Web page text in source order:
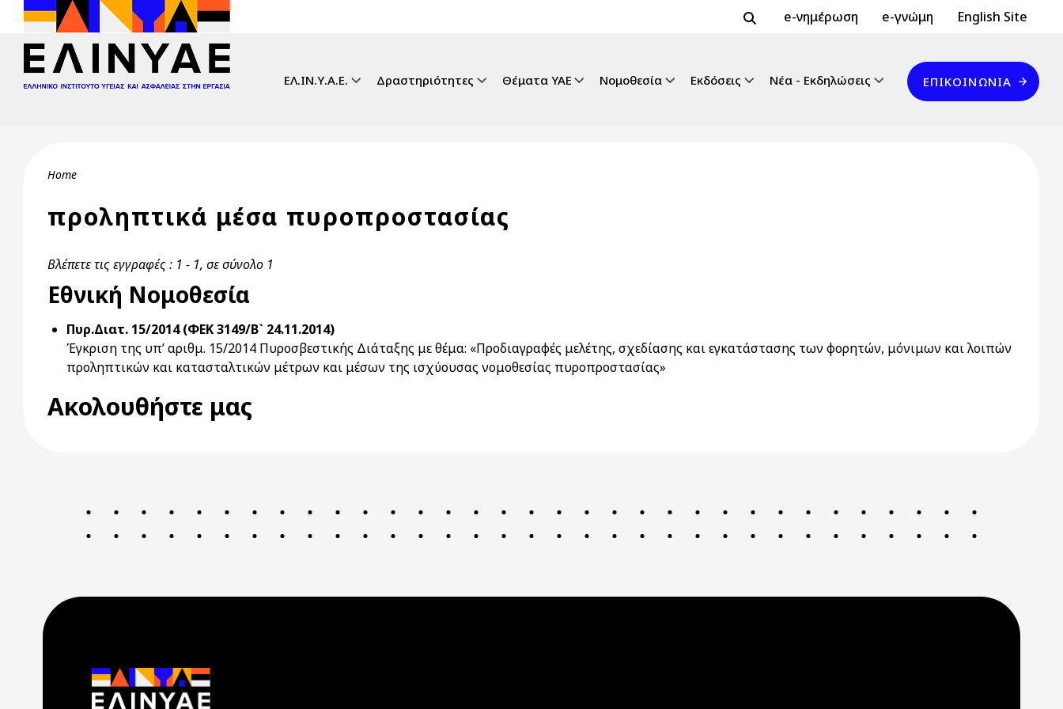
Skip to main content Header Top 2
e-νημέρωση e-γνώμη Header Top
English Site
ΕΛ.ΙΝ.Υ.Α.Ε. Δραστηριότητες Θέματα ΥΑΕ Νομοθεσία Εκδόσεις Νέα - Εκδηλώσεις
Επικοινωνία
ΕΠΙΚΟΙΝΩΝΊΑ
Breadcrumb
Home
προληπτικά μέσα πυροπροστασίας
Βλέπετε τις εγγραφές : 1 - 1, σε σύνολο 1
Εθνική Νομοθεσία
Πυρ.Διατ. 15/2014 (ΦΕΚ 3149/Β` 24.11.2014)
Έγκριση της υπ’ αριθμ. 15/2014 Πυροσβεστικής Διάταξης με θέμα: «Προδιαγραφές μελέτης, σχεδίασης και εγκατάστασης των φορητών, μόνιμων και λοιπών
προληπτικών και κατασταλτικών μέτρων και μέσων της ισχύουσας νομοθεσίας πυροπροστασίας»
Ακολουθήστε μας